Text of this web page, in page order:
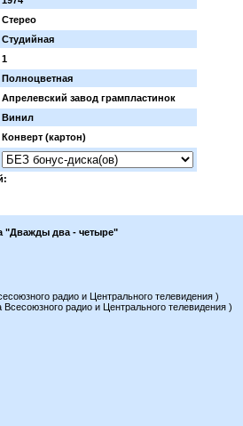
Стерео
Студийная
1
Полноцветная
Апрелевский завод грампластинок
Винил
Конверт (картон)
"Дважды два - четыре"
радио и Центрального телевидения )
радио и Центрального телевидения )